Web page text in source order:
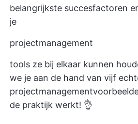
belangrijkste succesfactoren
je
projectmanagement
tools ze bij elkaar kunnen
we je aan de hand van vijf
de praktijk werkt! 👌